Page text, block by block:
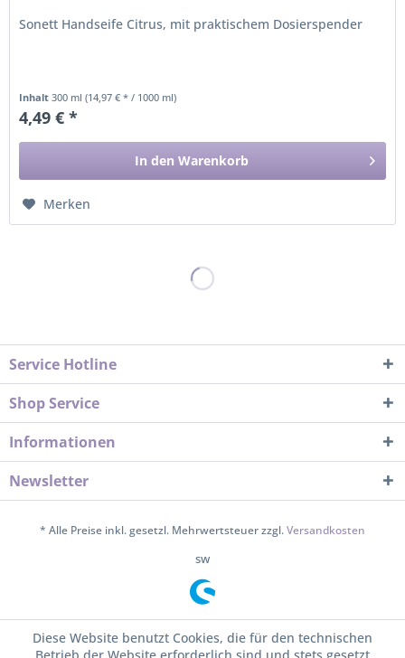
Sonett Handseife Citrus, mit praktischem Dosierspender
Inhalt300 ml(14,97 € * / 1000 ml)
4,49 € *
In den Warenkorb
Merken
Service Hotline
Shop Service
Informationen
Newsletter
* Alle Preise inkl. gesetzl. Mehrwertsteuer zzgl.Versandkosten
sw
Diese Website benutzt Cookies, die für den technischen